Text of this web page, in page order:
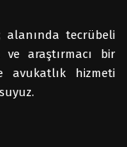
tecrübeli
araştırmacı bir
avukatlık hizmeti